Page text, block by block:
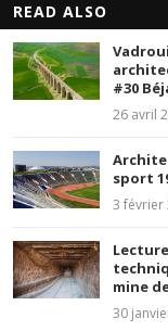
@2022 - All Right
READ ALSO
#30
26 avril
sport
3 février
Lecture
mine
30